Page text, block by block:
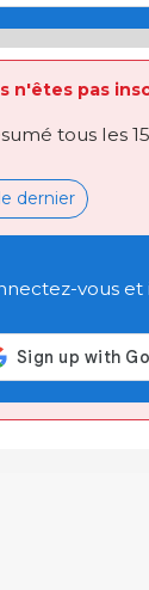
n'êtes pas
tous les
dernier
vous et